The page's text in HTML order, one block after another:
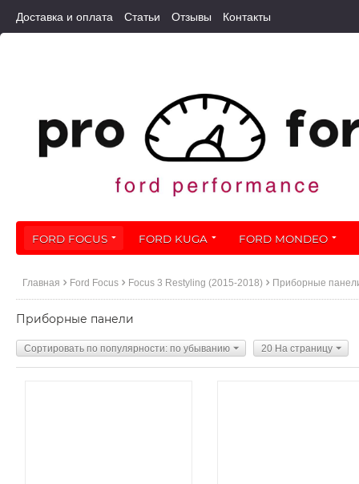
Доставка и оплата Статьи Отзывы Контакты
FORD FOCUS FORD KUGA FORD MONDEO
Главная Ford Focus Focus 3 Restyling (2015-2018) Приборные
Приборные панели
Сортировать по популярности: по убыванию 20 На страницу